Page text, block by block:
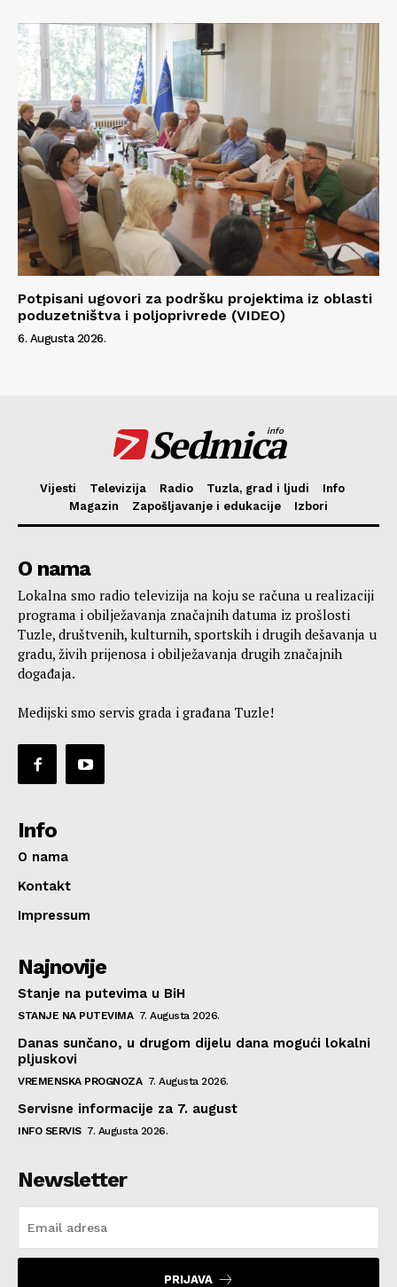
Potpisani ugovori za podršku projektima iz oblasti
poduzetništva i poljoprivrede (VIDEO)
6. Augusta 2026.
Sedmica
info
Vijesti Televizija Radio Tuzla, grad i ljudi
Info
Magazin
Zapošljavanje i edukacije Izbori
O nama
Lokalna smo radio televizija na koju se računa u realizaciji
programa i obilježavanja značajnih datuma iz prošlosti
Tuzle, društvenih, kulturnih, sportskih i drugih dešavanja u
gradu, živih prijenosa i obilježavanja drugih značajnih
događaja.
Medijski smo servis grada i građana Tuzle!
Info
O nama
Kontakt
Impressum
Najnovije
Stanje na putevima u BiH
STANJE NA PUTEVIMA 7. Augusta 2026.
Danas sunčano, u drugom dijelu dana mogući lokalni
pljuskovi
VREMENSKA PROGNOZA 7. Augusta 2026.
Servisne informacije za 7. august
INFO SERVIS 7. Augusta 2026.
Newsletter
PRIJAVA